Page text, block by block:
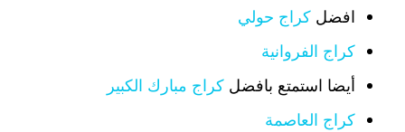
افضل كراج حولي
كراج الفروانية
أيضا استمتع بافضل كراج مبارك الكبير
كراج العاصمة